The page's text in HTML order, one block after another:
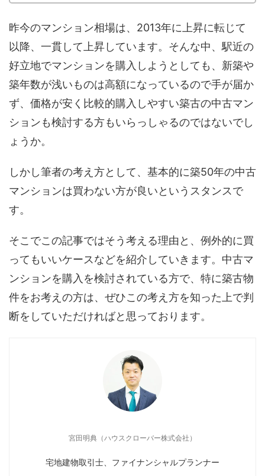
昨今のマンション相場は、2013年に上昇に転じて
以降、一貫して上昇しています。そんな中、駅近の
好立地でマンションを購入しようとしても、新築や
築年数が浅いものは高額になっているので手が届か
ず、価格が安く比較的購入しやすい築古の中古マン
ションも検討する方もいらっしゃるのではないでし
ょうか。
しかし筆者の考え方として、基本的に築50年の中古
マンションは買わない方が良いというスタンスで
す。
そこでこの記事ではそう考える理由と、例外的に買
ってもいいケースなどを紹介していきます。中古マ
ンションを購入を検討されている方で、特に築古物
件をお考えの方は、ぜひこの考え方を知った上で判
断をしていただければと思っております。
宮田明典（ハウスクローバー株式会社）
宅地建物取引士、ファイナンシャルプランナー